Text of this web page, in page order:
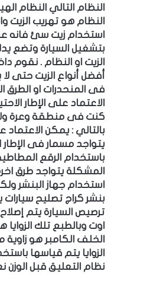
النظام التالي النظام
النظام هو تهريب الزيت
استخدام زيت سئ فانه
بتشغيل السيارة وتضع
الزيت او النظام . نقوم
أفضل أنواع الزيت حتى
فى المنحدرات او الطرق
الاعتماد على الإطار
كنت فى منطقة وعرة ولا
بالتالي : يمكن
يتواجد مسمار فى
باستخدام الرقع
المشكلة يتواجد طرق
استخدام جهاز البنشر
بنشر كراج تصليح سيارات
ترصيص السيارة يتم
اوت وبالطبع تلك
الخلف الكامبر هو زاوية
الزوايا يتم قياسها
نظام التعليق قبل الوزن